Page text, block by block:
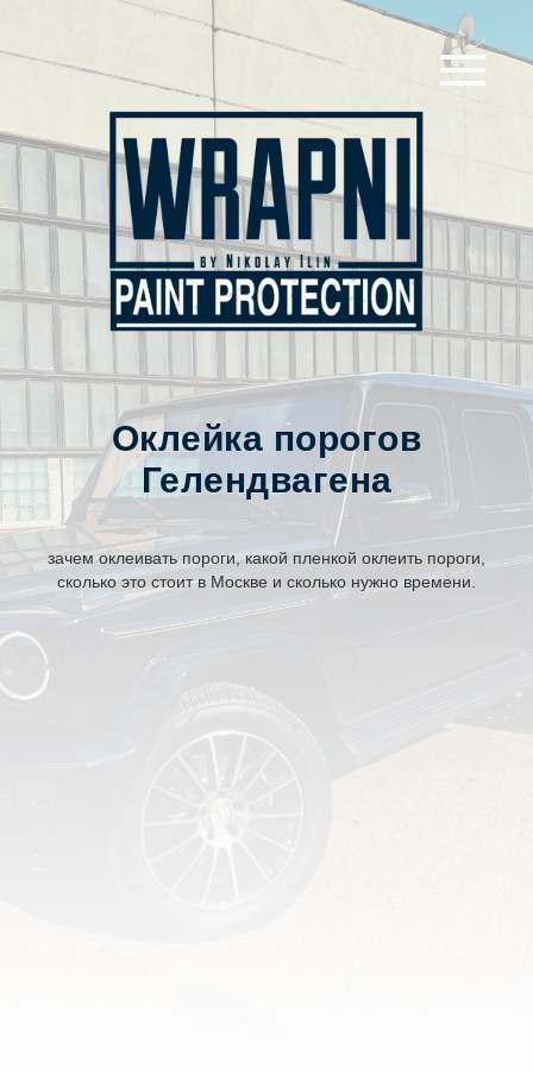
Оклейка порогов
Гелендвагена
зачем оклеивать пороги, какой пленкой оклеить пороги,
сколько это стоит в Москве и сколько нужно времени.